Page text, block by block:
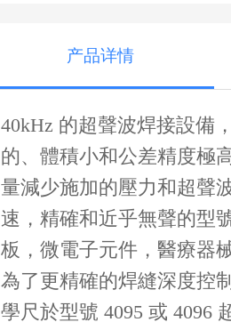
产品详情
40kHz 的超聲波焊接設備
的、體積小和公差精度極
量減少施加的壓力和超聲
速，精確和近乎無聲的型
板，微電子元件，醫療器
為了更精確的焊縫深度控
學尺於型號 4095 或 4096